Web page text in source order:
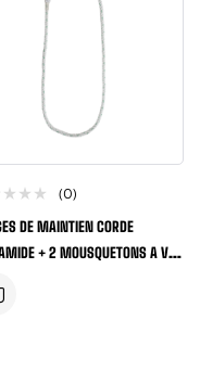
(0)
DE MAINTIEN CORDE
+ 2 MOUSQUETONS A VIS
2 METRES